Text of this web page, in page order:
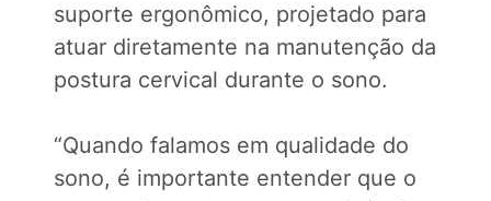
suporte ergonômico, projetado para
atuar diretamente na manutenção da
postura cervical durante o sono.
“Quando falamos em qualidade do
sono, é importante entender que o